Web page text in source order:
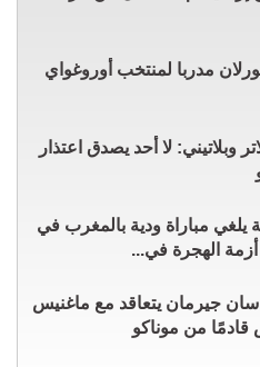
مدربا لمنتخب أوروغواي
وبلاتيني: لا أحد يصدق اعتذار
يلغي مباراة ودية بالمغرب في
الهجرة في...
جيرمان يتعاقد مع ماغنيس
قادمًا من موناكو